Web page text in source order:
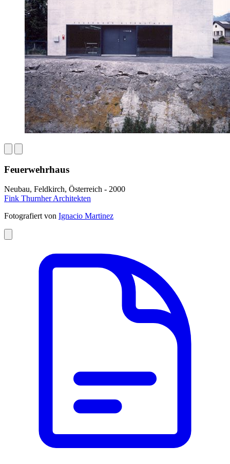
Feuerwehrhaus
Neubau, Feldkirch, Österreich - 2000
Fink Thurnher Architekten
Fotografiert von Ignacio Martinez